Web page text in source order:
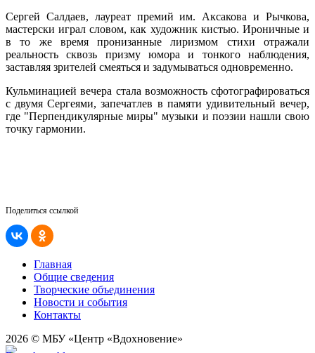
Сергей Салдаев, лауреат премий им. Аксакова и Рычкова,
мастерски играл словом, как художник кистью. Ироничные и
в то же время пронизанные лиризмом стихи отражали
реальность сквозь призму юмора и тонкого наблюдения,
заставляя зрителей смеяться и задумываться одновременно.
Кульминацией вечера стала возможность сфотографироваться
с двумя Сергеями, запечатлев в памяти удивительный вечер,
где "Перпендикулярные миры" музыки и поэзии нашли свою
точку гармонии.
Поделиться ссылкой
Главная
Общие сведения
Творческие объединения
Новости и события
Контакты
2026 © МБУ «Центр «Вдохновение»